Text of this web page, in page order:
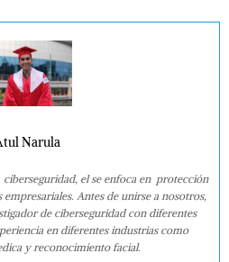
Narula
el se enfoca en protección
Antes de unirse a nosotros,
de ciberseguridad con diferentes
en diferentes industrias como
y reconocimiento facial.